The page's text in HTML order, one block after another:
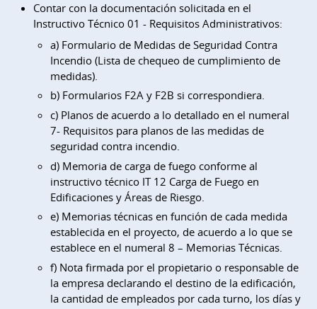
Contar con la documentación solicitada en el
Instructivo Técnico 01 - Requisitos Administrativos:
a) Formulario de Medidas de Seguridad Contra
Incendio (Lista de chequeo de cumplimiento de
medidas).
b) Formularios F2A y F2B si correspondiera.
c) Planos de acuerdo a lo detallado en el numeral
7- Requisitos para planos de las medidas de
seguridad contra incendio.
d) Memoria de carga de fuego conforme al
instructivo técnico IT 12 Carga de Fuego en
Edificaciones y Áreas de Riesgo.
e) Memorias técnicas en función de cada medida
establecida en el proyecto, de acuerdo a lo que se
establece en el numeral 8 – Memorias Técnicas.
f) Nota firmada por el propietario o responsable de
la empresa declarando el destino de la edificación,
la cantidad de empleados por cada turno, los días y